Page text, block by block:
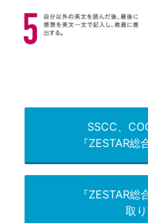
SSCC、
『ZESTAR
『ZESTAR
取